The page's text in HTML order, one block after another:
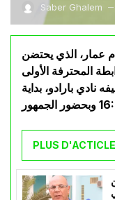
Saber Ghalem —
عمار، الذي يحتضن
الجولة 25 من الرابطة المحترفة الأولى
نادي بارادو، بداية
PLUS